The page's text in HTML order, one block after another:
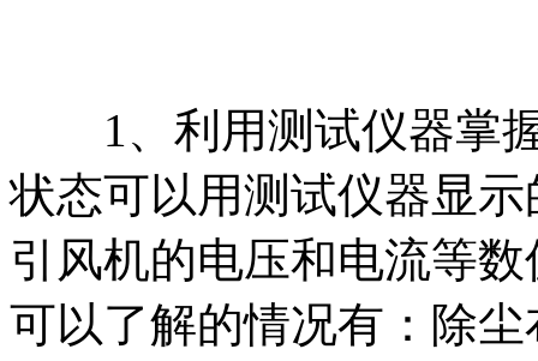
1、利用测试仪器掌握
状态可以用测试仪器显
引风机的电压和电流等
可以了解的情况有：除